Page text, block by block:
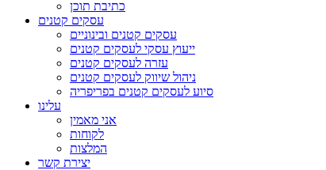
כתיבת תוכן
עסקים קטנים
עסקים קטנים ובינוניים
ייעוץ עסקי לעסקים קטנים
עזרה לעסקים קטנים
ניהול שיווק לעסקים קטנים
סיוע לעסקים קטנים בפריפריה
עלינו
אני מאמין
לקוחות
המלצות
יצירת קשר